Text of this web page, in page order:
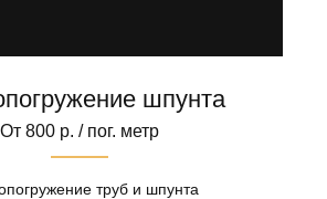
шпунта
От 800 р. / пог. метр
труб и шпунта